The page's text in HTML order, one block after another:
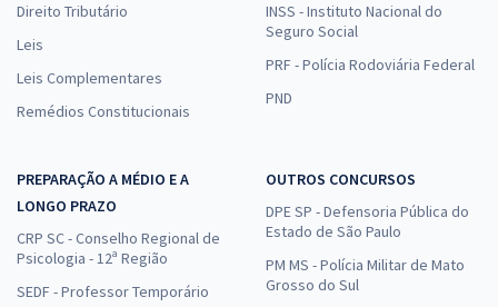
Direito Tributário
Leis
Leis Complementares
Remédios Constitucionais
INSS - Instituto Nacional do
Seguro Social
PRF - Polícia Rodoviária Federal
PND
PREPARAÇÃO A MÉDIO E A
LONGO PRAZO
CRP SC - Conselho Regional de
Psicologia - 12ª Região
SEDF - Professor Temporário
OUTROS CONCURSOS
DPE SP - Defensoria Pública do
Estado de São Paulo
PM MS - Polícia Militar de Mato
Grosso do Sul